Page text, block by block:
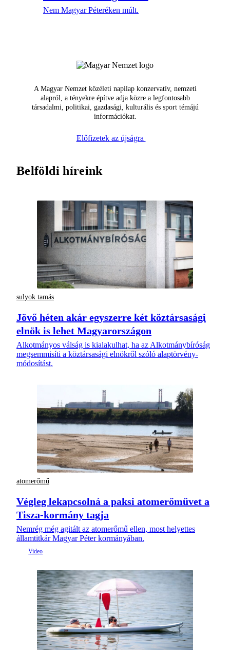
Nem Magyar Péteréken múlt.
A Magyar Nemzet közéleti napilap konzervatív, nemzeti
alapról, a tényekre építve adja közre a legfontosabb
társadalmi, politikai, gazdasági, kulturális és sport témájú
információkat.
Előfizetek az újságra
Belföldi híreink
sulyok tamás
Jövő héten akár egyszerre két köztársasági
elnök is lehet Magyarországon
Alkotmányos válság is kialakulhat, ha az Alkotmánybíróság
megsemmisíti a köztársasági elnökről szóló alaptörvény-
módosítást.
atomerőmű
Végleg lekapcsolná a paksi atomerőművet a
Tisza-kormány tagja
Nemrég még agitált az atomerőmű ellen, most helyettes
államtitkár Magyar Péter kormányában.